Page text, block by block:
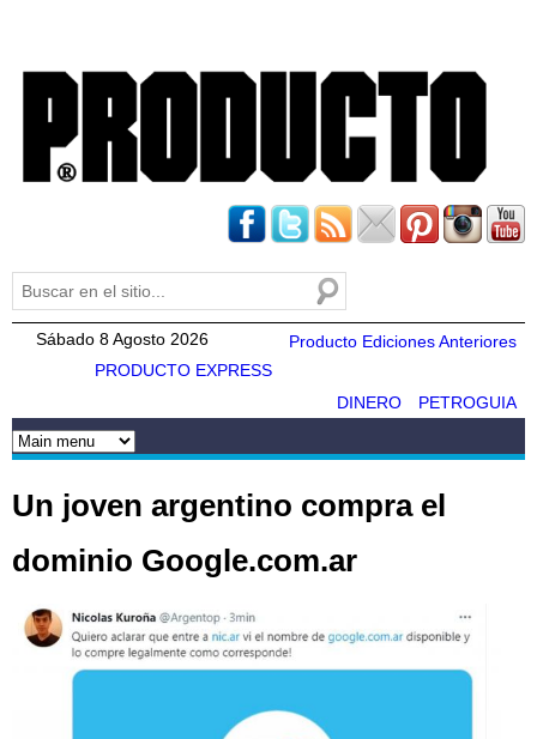
Formulario de búsqueda
Buscar
Sábado 8 Agosto 2026
Producto Ediciones Anteriores
PRODUCTO EXPRESS
PETROGUIA
DINERO
Un joven argentino compra el
dominio Google.com.ar